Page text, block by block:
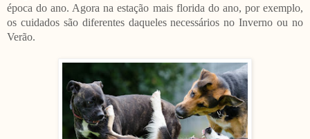
época do ano. Agora na estação mais florida do ano, por exemplo,
os cuidados são diferentes daqueles necessários no Inverno ou no
Verão.